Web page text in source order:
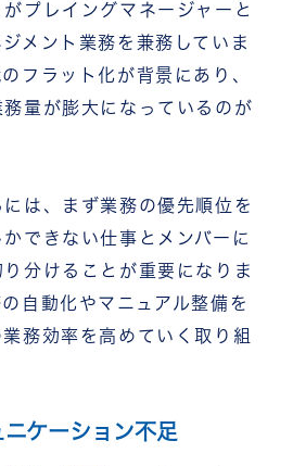
プレイングマネージャーと
メント業務を兼務していま
フラット化が背景にあり、
量が膨大になっているのが
は、まず業務の優先順位を
できない仕事とメンバーに
分けることが重要になりま
自動化やマニュアル整備を
務効率を高めていく取り組
ケーション不足